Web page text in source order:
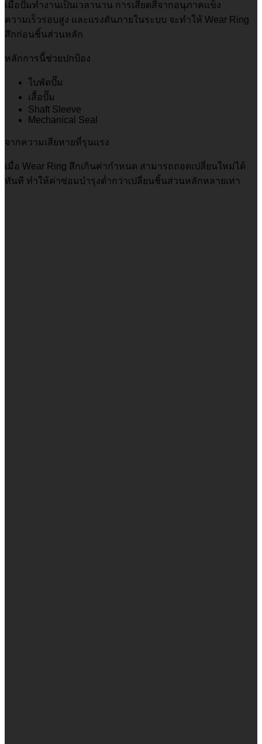
เมื่อปั๊มทำงานเป็นเวลานาน การเสียดสีจากอนุภาคแข็ง
ความเร็วรอบสูง และแรงดันภายในระบบ จะทำให้ Wear Ring
สึกก่อนชิ้นส่วนหลัก
หลักการนี้ช่วยปกป้อง
ใบพัดปั๊ม
เสื้อปั๊ม
Shaft Sleeve
Mechanical Seal
จากความเสียหายที่รุนแรง
เมื่อ Wear Ring สึกเกินค่ากำหนด สามารถถอดเปลี่ยนใหม่ได้
ทันที ทำให้ค่าซ่อมบำรุงต่ำกว่าเปลี่ยนชิ้นส่วนหลักหลายเท่า